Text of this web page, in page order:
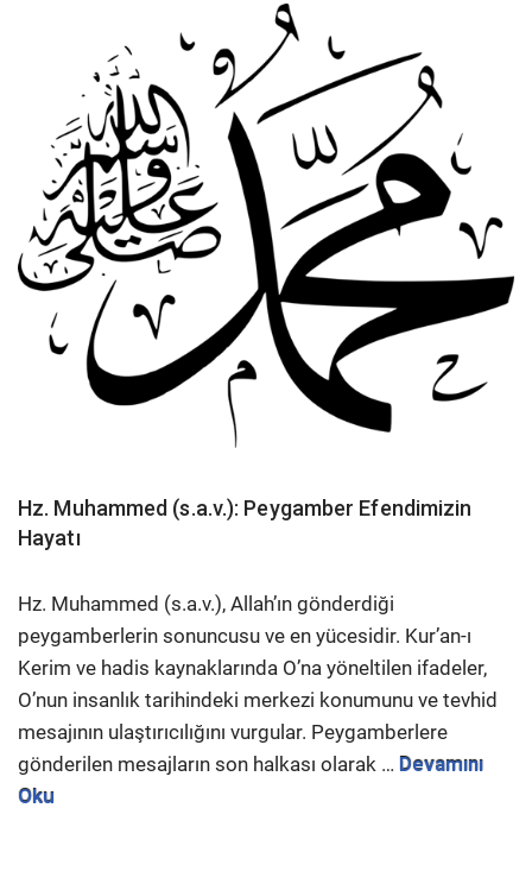
Hz. Muhammed (s.a.v.): Peygamber Efendimizin
Hayatı
Hz. Muhammed (s.a.v.), Allah’ın gönderdiği
peygamberlerin sonuncusu ve en yücesidir. Kur’an-ı
Kerim ve hadis kaynaklarında O’na yöneltilen ifadeler,
O’nun insanlık tarihindeki merkezi konumunu ve tevhid
mesajının ulaştırıcılığını vurgular. Peygamberlere
gönderilen mesajların son halkası olarak … Devamını
Oku